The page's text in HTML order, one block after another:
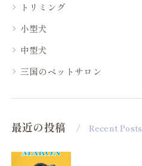
トリミング
小型犬
中型犬
三国のペットサロン
最近の投稿 Recent Posts